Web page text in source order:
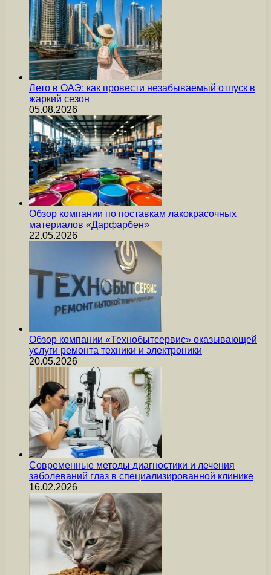
Лето в ОАЭ: как провести незабываемый отпуск в
жаркий сезон
05.08.2026
Обзор компании по поставкам лакокрасочных
материалов «Дарфарбен»
22.05.2026
Обзор компании «Технобытсервис» оказывающей
услуги ремонта техники и электроники
20.05.2026
Современные методы диагностики и лечения
заболеваний глаз в специализированной клинике
16.02.2026